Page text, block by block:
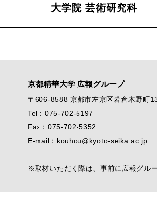
大学院 芸術研究科
京都精華大学 広報グループ
〒606-8588 京都市左京区岩倉木野町
Tel：075-702-5197
Fax：075-702-5352
E-mail：kouhou@kyoto-seika.ac.jp
※取材いただく際は、事前に広報グル